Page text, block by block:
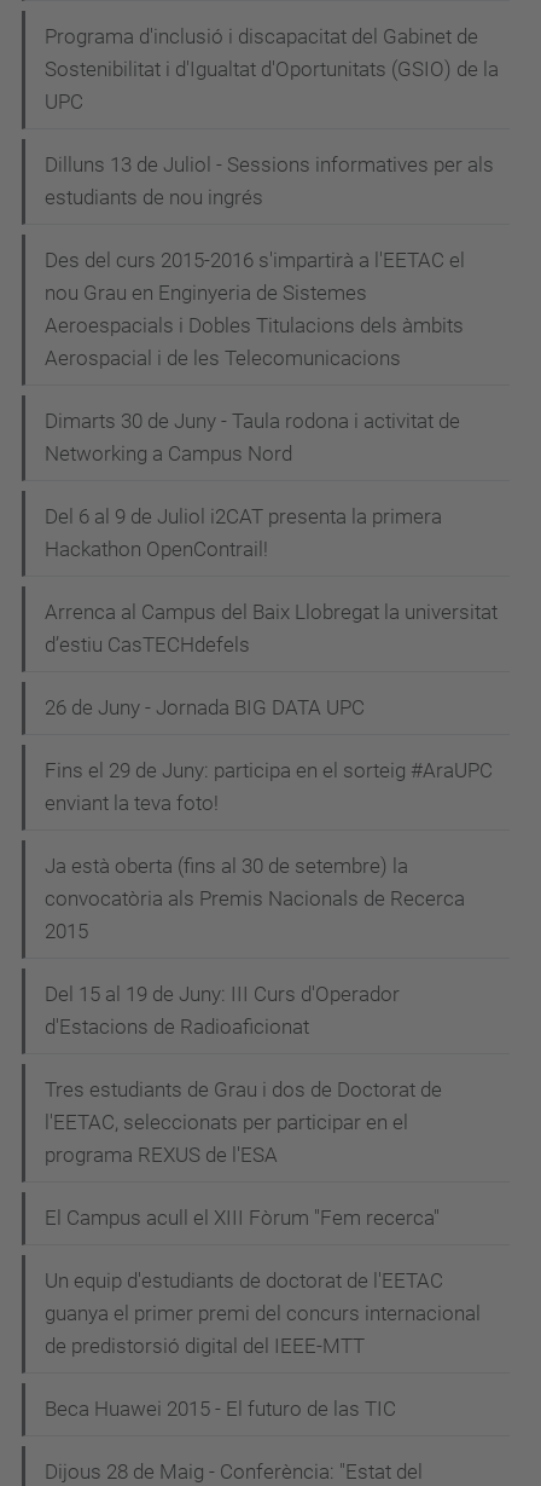
Programa d'inclusió i discapacitat del Gabinet de
Sostenibilitat i d'Igualtat d'Oportunitats (GSIO) de la
UPC
Dilluns 13 de Juliol - Sessions informatives per als
estudiants de nou ingrés
Des del curs 2015-2016 s'impartirà a l'EETAC el
nou Grau en Enginyeria de Sistemes
Aeroespacials i Dobles Titulacions dels àmbits
Aerospacial i de les Telecomunicacions
Dimarts 30 de Juny - Taula rodona i activitat de
Networking a Campus Nord
Del 6 al 9 de Juliol i2CAT presenta la primera
Hackathon OpenContrail!
Arrenca al Campus del Baix Llobregat la universitat
d’estiu CasTECHdefels
26 de Juny - Jornada BIG DATA UPC
Fins el 29 de Juny: participa en el sorteig #AraUPC
enviant la teva foto!
Ja està oberta (fins al 30 de setembre) la
convocatòria als Premis Nacionals de Recerca
2015
Del 15 al 19 de Juny: III Curs d'Operador
d'Estacions de Radioaficionat
Tres estudiants de Grau i dos de Doctorat de
l'EETAC, seleccionats per participar en el
programa REXUS de l'ESA
El Campus acull el XIII Fòrum "Fem recerca"
Un equip d'estudiants de doctorat de l'EETAC
guanya el primer premi del concurs internacional
de predistorsió digital del IEEE-MTT
Beca Huawei 2015 - El futuro de las TIC
Dijous 28 de Maig - Conferència: "Estat del